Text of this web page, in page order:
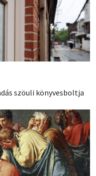
szöuli könyvesboltja